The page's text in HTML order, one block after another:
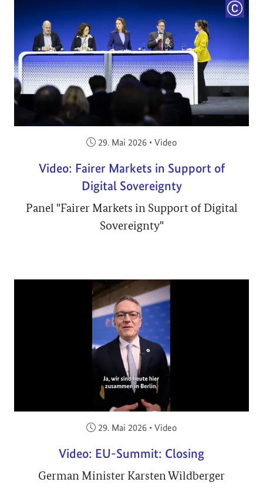
Veröffentlicht am:
29. Mai 2026 • Video
Video: Fairer Markets in Support of
Digital Sovereignty
Panel "Fairer Markets in Support of Digital
Sovereignty"
Veröffentlicht am:
29. Mai 2026 • Video
Video: EU-Summit: Closing
German Minister Karsten Wildberger